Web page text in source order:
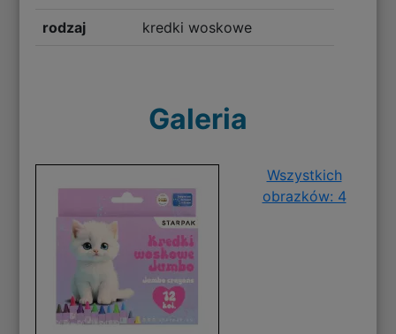
rodzaj kredki woskowe
Galeria
Wszystkich
obrazków: 4